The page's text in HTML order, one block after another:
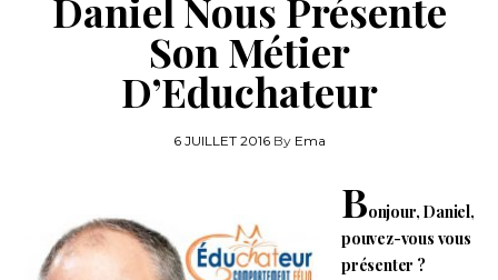
Daniel Nous Présente
Son Métier
D’Educhateur
6 JUILLET 2016By Ema
Bonjour, Daniel,
pouvez-vous vous
présenter ?